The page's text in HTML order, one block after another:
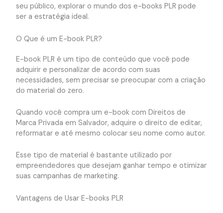
seu público, explorar o mundo dos e-books PLR pode
ser a estratégia ideal.
O Que é um E-book PLR?
E-book PLR é um tipo de conteúdo que você pode
adquirir e personalizar de acordo com suas
necessidades, sem precisar se preocupar com a criação
do material do zero.
Quando você compra um e-book com Direitos de
Marca Privada em Salvador, adquire o direito de editar,
reformatar e até mesmo colocar seu nome como autor.
Esse tipo de material é bastante utilizado por
empreendedores que desejam ganhar tempo e otimizar
suas campanhas de marketing.
Vantagens de Usar E-books PLR